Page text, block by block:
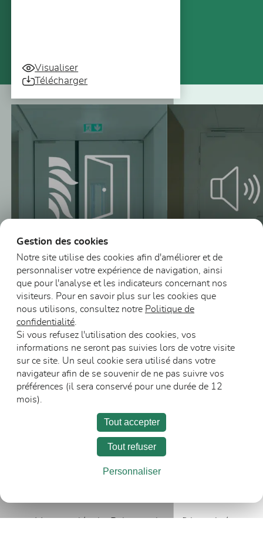
Visualiser
Télécharger
Blocs-portes DAS
Blocs-portes
acoustiques
et feu)
CarrièreEspace Presse
Recevoir les communications
Mentions légalesPolitique de confidentialité
Gestion des cookies
Notre site utilise des cookies afin d'améliorer et de
personnaliser votre expérience de navigation, ainsi
que pour l'analyse et les indicateurs concernant nos
visiteurs. Pour en savoir plus sur les cookies que
nous utilisons, consultez notre Politique de
confidentialité
Si vous refusez l'utilisation des cookies, vos
informations ne seront pas suivies lors de votre visite
sur ce site. Un seul cookie sera utilisé dans votre
navigateur afin de se souvenir de ne pas suivre vos
préférences (il sera conservé pour une durée de 12
mois).
Tout accepter
Tout refuser
Personnaliser